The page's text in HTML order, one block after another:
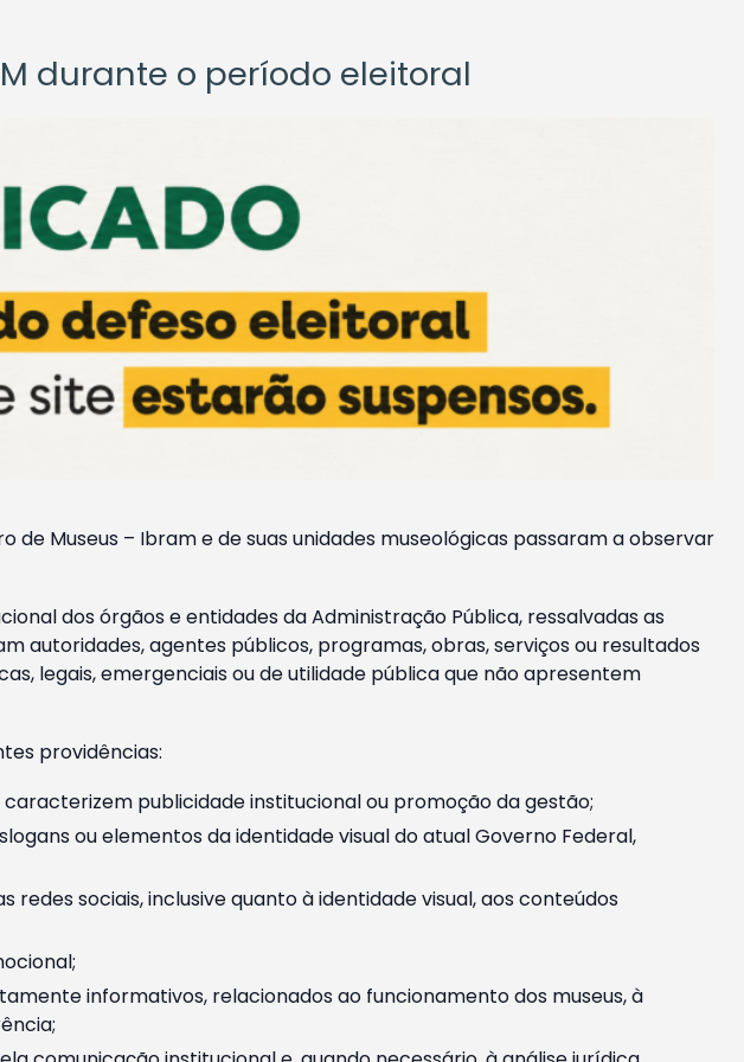
durante o período eleitoral
de Museus – Ibram e de suas unidades museológicas passaram a observar
dos órgãos e entidades da Administração Pública, ressalvadas as
autoridades, agentes públicos, programas, obras, serviços ou resultados
legais, emergenciais ou de utilidade pública que não apresentem
providências:
publicidade institucional ou promoção da gestão;
ou elementos da identidade visual do atual Governo Federal,
sociais, inclusive quanto à identidade visual, aos conteúdos
informativos, relacionados ao funcionamento dos museus, à